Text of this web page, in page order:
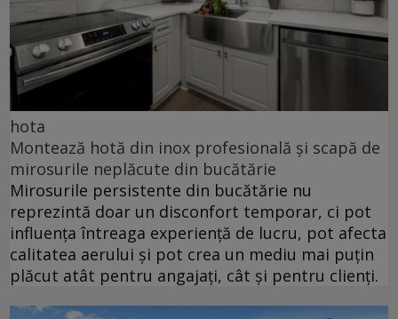
hota
Montează hotă din inox profesională și scapă de
mirosurile neplăcute din bucătărie
Mirosurile persistente din bucătărie nu
reprezintă doar un disconfort temporar, ci pot
influența întreaga experiență de lucru, pot afecta
calitatea aerului și pot crea un mediu mai puțin
plăcut atât pentru angajați, cât și pentru clienți.